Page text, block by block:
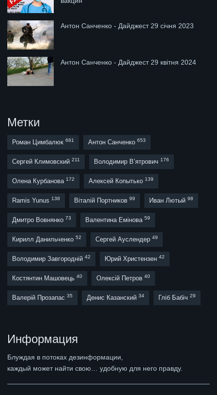
Антон Санченко - Дайджест 29 січня 2023
Антон Санченко - Дайджест 29 квітня 2024
Метки
Роман Цимбалюк 681 Антон Санченко 653
Сергей Климовский 211 Володимир В’ятрович 176
Олена Курбанова 172 Алексей Копытько 139
Ramis Yunus 138 Віталій Портников 99 Иван Лютый 98
Дмитро Вовнянко 73 Валентина Емінова 59
Кирилл Данильченко 52 Сергей Ауслендер 49
Володимир Завгородній 42 Юрий Христензен 42
Костянтин Машовець 40 Олексій Петров 40
Валерій Прозапас 35 Денис Казанский 34 Гліб Бабіч 29
Информация
Блуждая в потоках дезинформации,
каждый может найти свою… удобную для него правду.